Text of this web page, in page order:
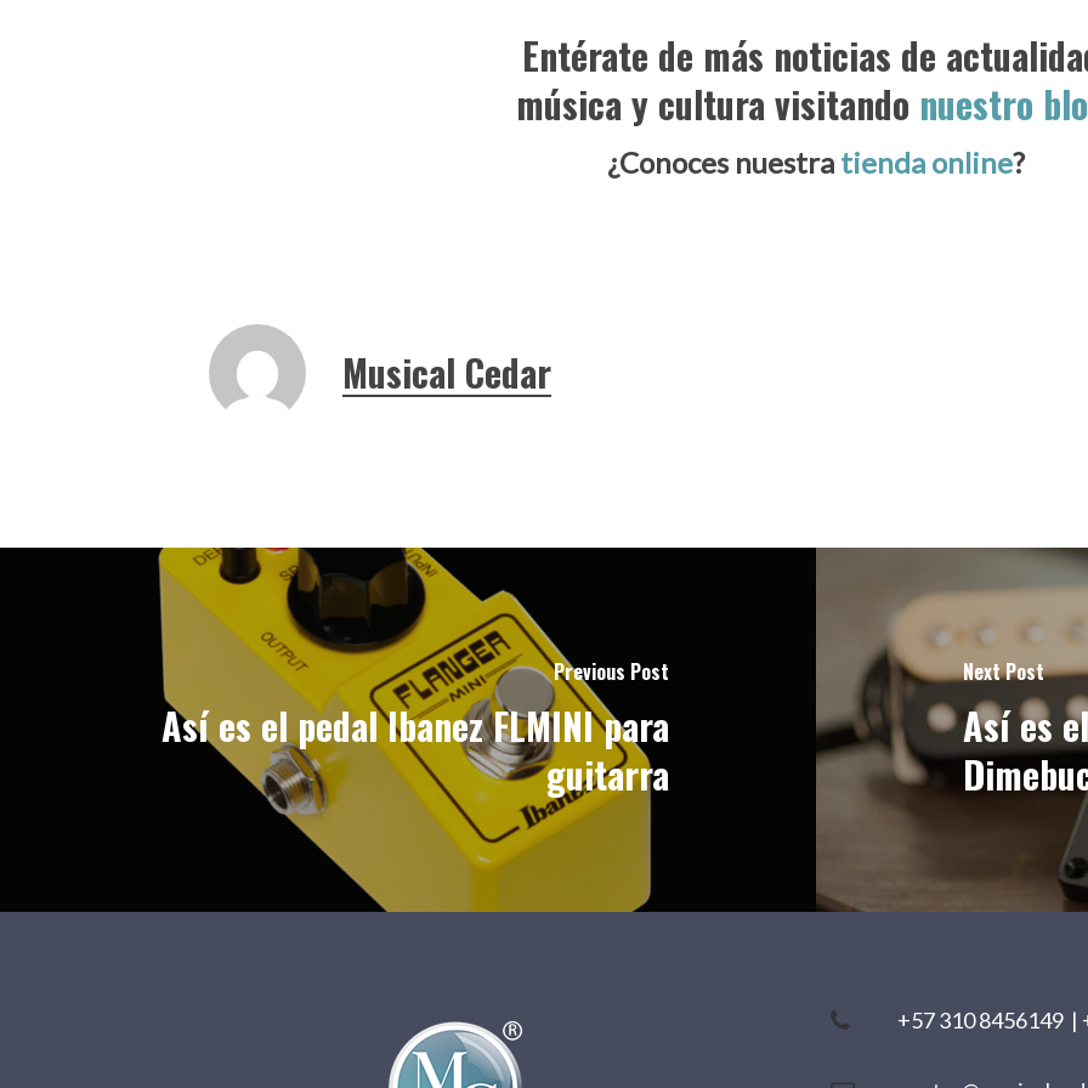
Entérate de más noticias de
música y cultura visitando nuestro
¿Conoces nuestra tienda online?
Musical Cedar
Previous Post
Así es el pedal Ibanez FLMINI para
guitarra
Next Post
Así es
+57 310 8456149 |